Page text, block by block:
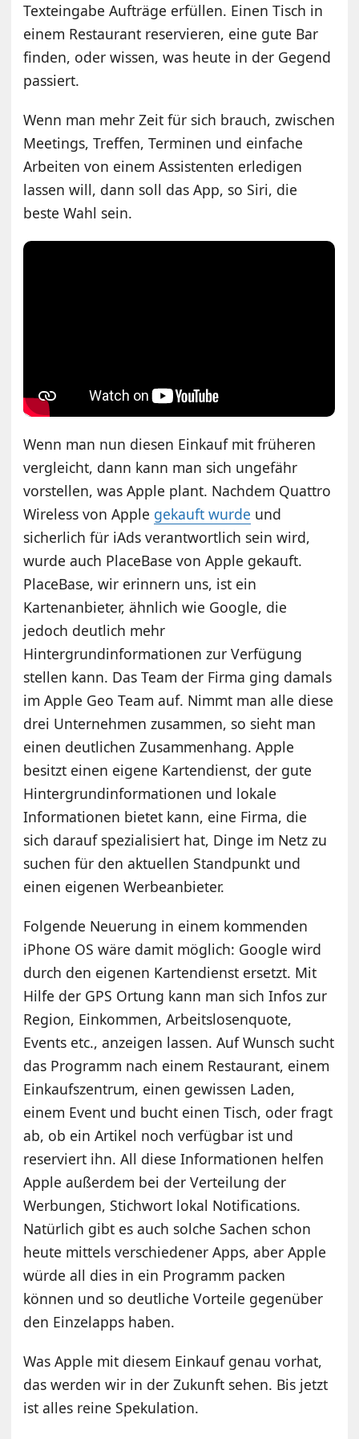
Texteingabe Aufträge erfüllen. Einen Tisch in
einem Restaurant reservieren, eine gute Bar
finden, oder wissen, was heute in der Gegend
passiert.
Wenn man mehr Zeit für sich brauch, zwischen
Meetings, Treffen, Terminen und einfache
Arbeiten von einem Assistenten erledigen
lassen will, dann soll das App, so Siri, die
beste Wahl sein.
Wenn man nun diesen Einkauf mit früheren
vergleicht, dann kann man sich ungefähr
vorstellen, was Apple plant. Nachdem Quattro
Wireless von Apple gekauft wurde und
sicherlich für iAds verantwortlich sein wird,
wurde auch PlaceBase von Apple gekauft.
PlaceBase, wir erinnern uns, ist ein
Kartenanbieter, ähnlich wie Google, die
jedoch deutlich mehr
Hintergrundinformationen zur Verfügung
stellen kann. Das Team der Firma ging damals
im Apple Geo Team auf. Nimmt man alle diese
drei Unternehmen zusammen, so sieht man
einen deutlichen Zusammenhang. Apple
besitzt einen eigene Kartendienst, der gute
Hintergrundinformationen und lokale
Informationen bietet kann, eine Firma, die
sich darauf spezialisiert hat, Dinge im Netz zu
suchen für den aktuellen Standpunkt und
einen eigenen Werbeanbieter.
Folgende Neuerung in einem kommenden
iPhone OS wäre damit möglich: Google wird
durch den eigenen Kartendienst ersetzt. Mit
Hilfe der GPS Ortung kann man sich Infos zur
Region, Einkommen, Arbeitslosenquote,
Events etc., anzeigen lassen. Auf Wunsch sucht
das Programm nach einem Restaurant, einem
Einkaufszentrum, einen gewissen Laden,
einem Event und bucht einen Tisch, oder fragt
ab, ob ein Artikel noch verfügbar ist und
reserviert ihn. All diese Informationen helfen
Apple außerdem bei der Verteilung der
Werbungen, Stichwort lokal Notifications.
Natürlich gibt es auch solche Sachen schon
heute mittels verschiedener Apps, aber Apple
würde all dies in ein Programm packen
können und so deutliche Vorteile gegenüber
den Einzelapps haben.
Was Apple mit diesem Einkauf genau vorhat,
das werden wir in der Zukunft sehen. Bis jetzt
ist alles reine Spekulation.